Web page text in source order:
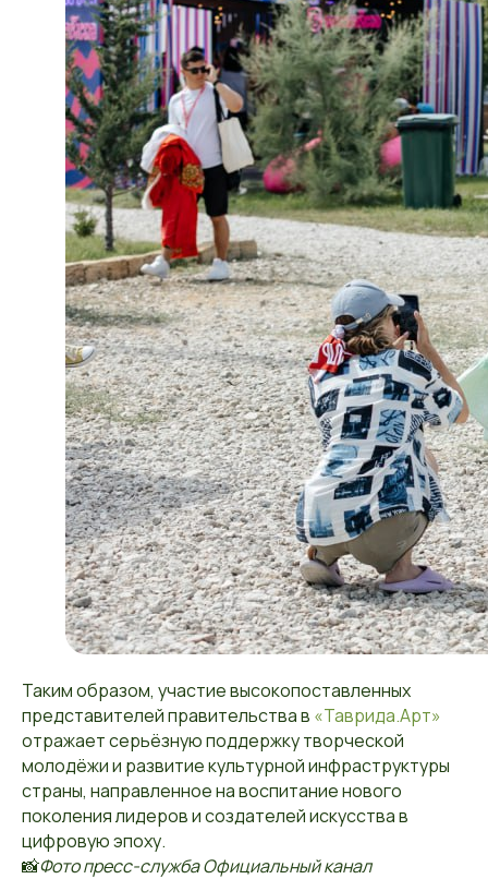
Таким образом, участие высокопоставленных
представителей правительства в «Таврида.Арт»
отражает серьёзную поддержку творческой
молодёжи и развитие культурной инфраструктуры
страны, направленное на воспитание нового
поколения лидеров и создателей искусства в
цифровую эпоху.
📸Фото пресс-служба Официальный канал